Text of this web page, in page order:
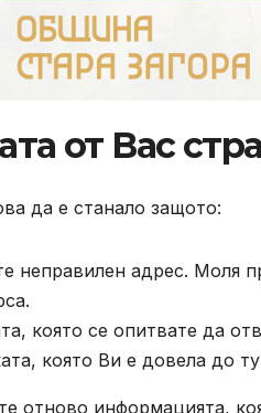
от Вас
да е станало защото:
неправилен адрес. Моля
която се опитвате да
която Ви е довела до
отново информацията,